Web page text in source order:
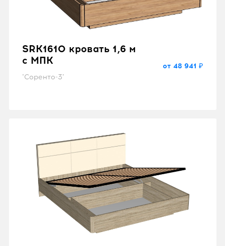
SRK1610 кровать 1,6 м
с МПК
"Соренто-3"
от 48 941 ₽